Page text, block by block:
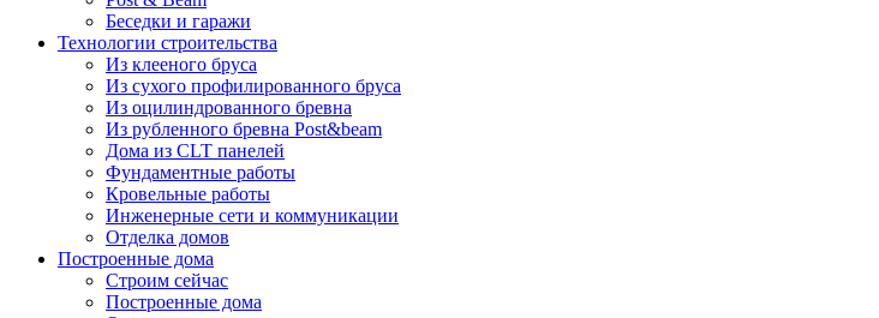
Беседки и гаражи
Технологии строительства
Из клееного бруса
Из сухого профилированного бруса
Из оцилиндрованного бревна
Из рубленного бревна Post&beam
Дома из CLT панелей
Фундаментные работы
Кровельные работы
Инженерные сети и коммуникации
Отделка домов
Построенные дома
Строим сейчас
Построенные дома